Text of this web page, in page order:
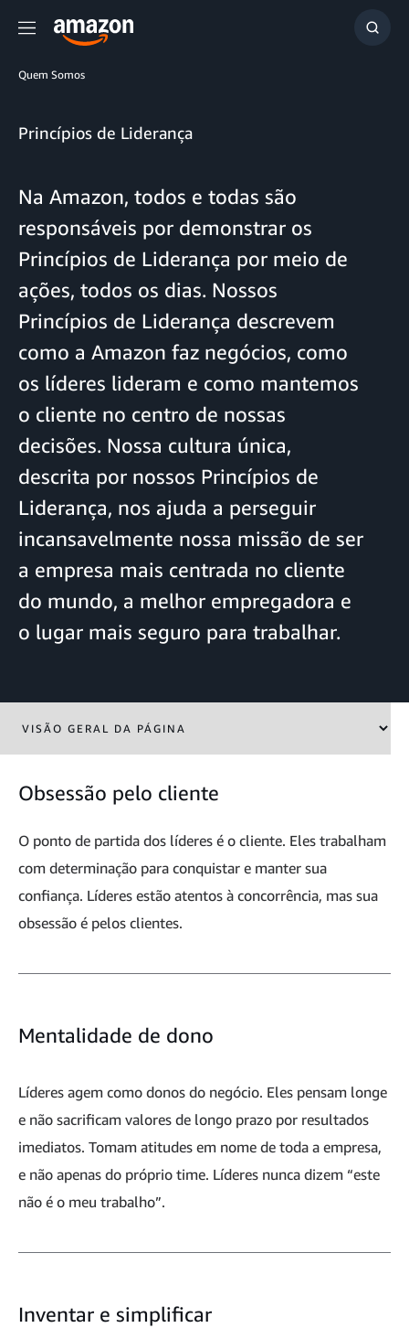
Menu
Quem Somos
Princípios de Liderança
Na Amazon, todos e todas são
responsáveis por demonstrar os
Princípios de Liderança por meio de
ações, todos os dias. Nossos
Princípios de Liderança descrevem
como a Amazon faz negócios, como
os líderes lideram e como mantemos
o cliente no centro de nossas
decisões. Nossa cultura única,
descrita por nossos Princípios de
Liderança, nos ajuda a perseguir
incansavelmente nossa missão de ser
a empresa mais centrada no cliente
do mundo, a melhor empregadora e
o lugar mais seguro para trabalhar.
Obsessão pelo cliente
O ponto de partida dos líderes é o cliente. Eles trabalham
com determinação para conquistar e manter sua
confiança. Líderes estão atentos à concorrência, mas sua
obsessão é pelos clientes.
Mentalidade de dono
Líderes agem como donos do negócio. Eles pensam longe
e não sacrificam valores de longo prazo por resultados
imediatos. Tomam atitudes em nome de toda a empresa,
e não apenas do próprio time. Líderes nunca dizem “este
não é o meu trabalho”.
Inventar e simplificar